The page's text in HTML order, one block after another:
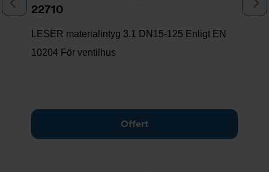
22710
LESER materialintyg 3.1 DN15-125 Enligt EN
10204 För ventilhus
Offert